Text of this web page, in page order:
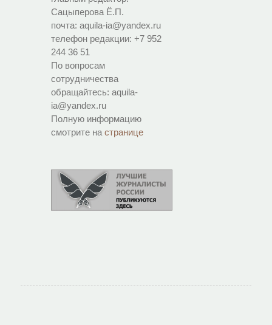
Сацыперова Ё.П.
почта: aquila-ia@yandex.ru
телефон редакции: +7 952
244 36 51
По вопросам
сотрудничества
обращайтесь: aquila-
ia@yandex.ru
Полную информацию
смотрите на странице